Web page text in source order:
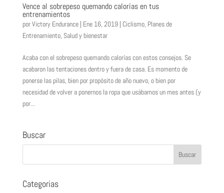
Vence al sobrepeso quemando calorías en tus
entrenamientos
porVictory Endurance| Ene 16, 2019| Ciclismo, Planes de
Entrenamiento, Salud y bienestar
Acaba con el sobrepeso quemando calorías con estos consejos. Se
acabaron las tentaciones dentro y fuera de casa. Es momento de
ponerse las pilas, bien por propósito de año nuevo, o bien por
necesidad de volver a ponernos la ropa que usábamos un mes antes (y
por...
Buscar
Categorias